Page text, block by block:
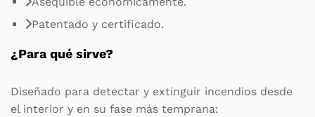
Patentado y certificado.
¿Para qué sirve?
Diseñado para detectar y extinguir incendios desde
el interior y en su fase más temprana: